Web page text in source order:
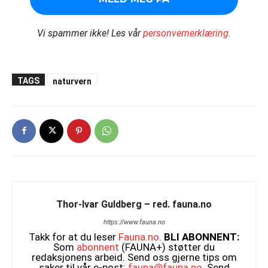
Vi spammer ikke! Les vårpersonvernerklæring.
TAGS naturvern
Thor-Ivar Guldberg – red. fauna.no
https://www.fauna.no
Takk for at du leser Fauna.no. BLI ABONNENT:
Som abonnent (FAUNA+) støtter du
redaksjonens arbeid. Send oss gjerne tips om